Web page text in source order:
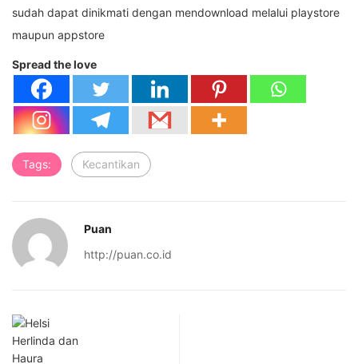
sudah dapat dinikmati dengan mendownload melalui playstore
maupun appstore
Spread the love
Tags: Kecantikan
Puan
http://puan.co.id